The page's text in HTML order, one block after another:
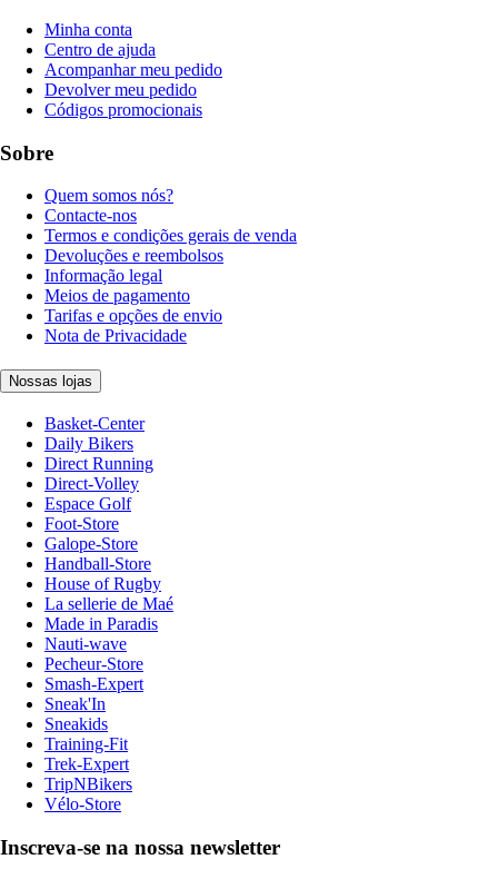
Minha conta
Centro de ajuda
Acompanhar meu pedido
Devolver meu pedido
Códigos promocionais
Sobre
Quem somos nós?
Contacte-nos
Termos e condições gerais de venda
Devoluções e reembolsos
Informação legal
Meios de pagamento
Tarifas e opções de envio
Nota de Privacidade
Nossas lojas
Basket-Center
Daily Bikers
Direct Running
Direct-Volley
Espace Golf
Foot-Store
Galope-Store
Handball-Store
House of Rugby
La sellerie de Maé
Made in Paradis
Nauti-wave
Pecheur-Store
Smash-Expert
Sneak'In
Sneakids
Training-Fit
Trek-Expert
TripNBikers
Vélo-Store
Inscreva-se na nossa newsletter